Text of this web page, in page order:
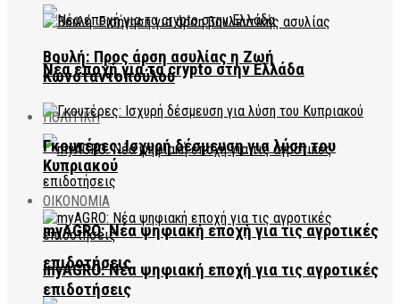
Νέα εποχή για τα crypto στην Ελλάδα
ΠΟΛΙΤΙΚΗ
myAGRO: Νέα ψηφιακή εποχή για τις αγροτικές
επιδοτήσεις
Βουλή: Προς άρση ασυλίας η Ζωή
Κωνσταντοπούλου
Γκουτέρες: Ισχυρή δέσμευση για λύση του
Κυπριακού
ΟΙΚΟΝΟΜΙΑ
myAGRO: Νέα ψηφιακή εποχή για τις αγροτικές
επιδοτήσεις